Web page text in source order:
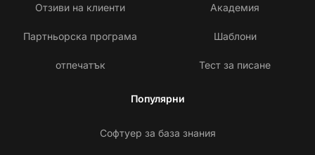
Отзиви на клиенти
Партньорска програма
отпечатък
Академия
Шаблони
Тест за писане
Популярни
Софтуер за база знания